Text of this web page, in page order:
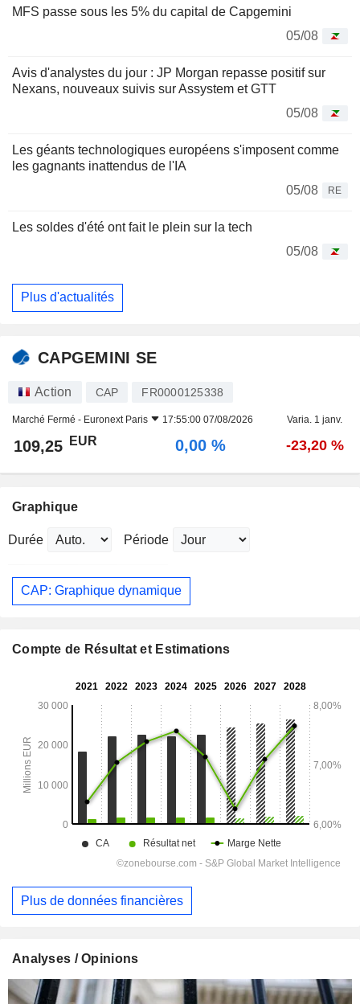
MFS passe sous les 5% du capital de Capgemini
05/08
Avis d'analystes du jour : JP Morgan repasse positif sur
Nexans, nouveaux suivis sur Assystem et GTT
05/08
Les géants technologiques européens s'imposent comme
les gagnants inattendus de l'IA
05/08
RE
Les soldes d'été ont fait le plein sur la tech
05/08
Plus d'actualités
CAPGEMINI SE
Action CAP FR0000125338
Marché Fermé - Euronext Paris 17:55:00 07/08/2026 Varia. 1 janv.
109,25 EUR 0,00 % -23,20 %
Graphique
Durée Période
CAP: Graphique dynamique
Compte de Résultat et Estimations
Plus de données financières
Analyses / Opinions